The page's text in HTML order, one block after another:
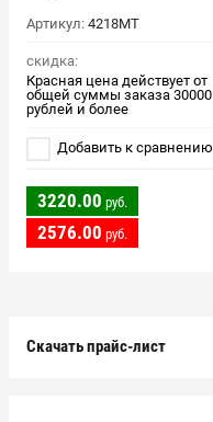
Скачать прайс-лист
Артикул: 4218МТ
скидка:
Красная цена действует от
общей суммы заказа 30000
рублей и более
Добавить к сравнению
3220.00 руб.
2576.00 руб.